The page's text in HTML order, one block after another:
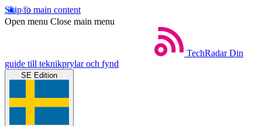
Skip to main content
Open menu Close main menu
TechRadar Din
guide till teknikprylar och fynd
SE Edition